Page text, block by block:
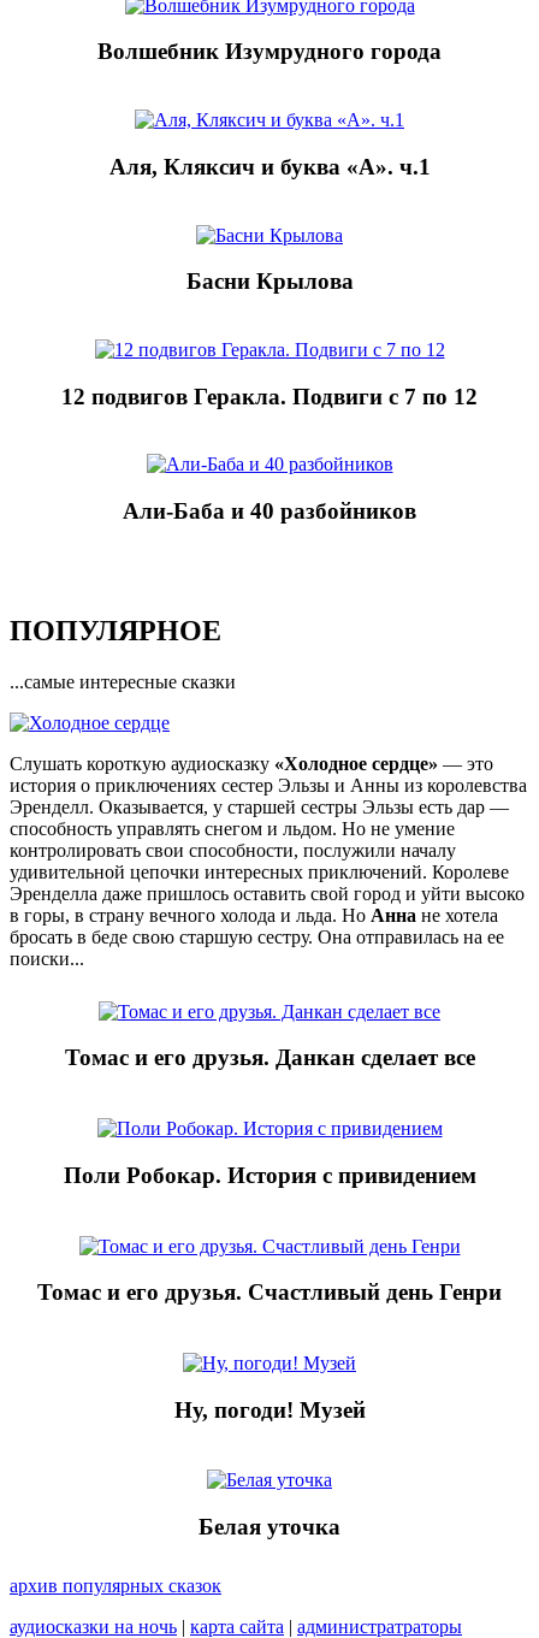
Волшебник Изумрудного города
Аля, Кляксич и буква «А». ч.1
Басни Крылова
12 подвигов Геракла. Подвиги с 7 по 12
Али-Баба и 40 разбойников
ПОПУЛЯРНОЕ
...самые интересные сказки
Слушать короткую аудиосказку «Холодное сердце» — это
история о приключениях сестер Эльзы и Анны из королевства
Эренделл. Оказывается, у старшей сестры Эльзы есть дар —
способность управлять снегом и льдом. Но не умение
контролировать свои способности, послужили началу
удивительной цепочки интересных приключений. Королеве
Эренделла даже пришлось оставить свой город и уйти высоко
в горы, в страну вечного холода и льда. Но Анна не хотела
бросать в беде свою старшую сестру. Она отправилась на ее
поиски...
Томас и его друзья. Данкан сделает все
Поли Робокар. История с привидением
Томас и его друзья. Счастливый день Генри
Ну, погоди! Музей
Белая уточка
архив популярных сказок
аудиосказки на ночь | карта сайта | администратраторы